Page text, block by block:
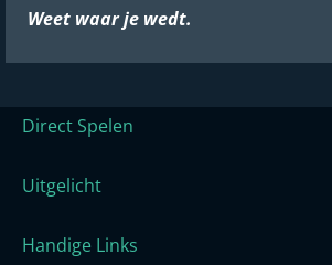
Weet waar je wedt.
Direct Spelen
Uitgelicht
Handige Links